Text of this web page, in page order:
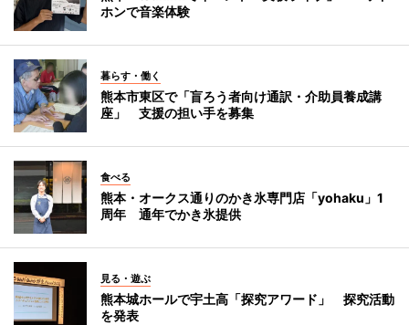
ホンで音楽体験
暮らす・働く
熊本市東区で「盲ろう者向け通訳・介助員養成講
座」 支援の担い手を募集
食べる
熊本・オークス通りのかき氷専門店「yohaku」1
周年 通年でかき氷提供
見る・遊ぶ
熊本城ホールで宇土高「探究アワード」 探究活動
を発表